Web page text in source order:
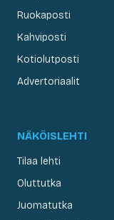
Ruokaposti
Kahviposti
Kotiolutposti
Advertoriaalit
NÄKÖISLEHTI
Tilaa lehti
Oluttutka
Juomatutka